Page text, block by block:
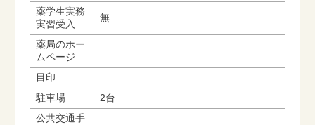
薬学生実務
実習受入
無
薬局のホー
ムページ
目印
駐車場
2台
公共交通手